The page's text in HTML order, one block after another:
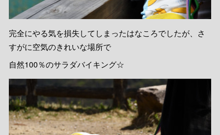
完全にやる気を損失してしまったはなころでしたが、さ
すがに空気のきれいな場所で
自然100％のサラダバイキング☆